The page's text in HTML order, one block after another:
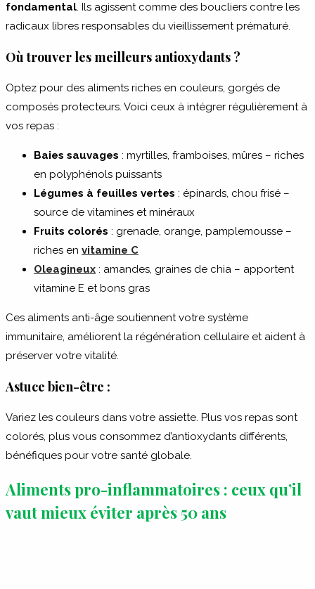
fondamental. Ils agissent comme des boucliers contre les
radicaux libres responsables du vieillissement prématuré.
Où trouver les meilleurs antioxydants ?
Optez pour des aliments riches en couleurs, gorgés de
composés protecteurs. Voici ceux à intégrer régulièrement à
vos repas :
Baies sauvages : myrtilles, framboises, mûres – riches
en polyphénols puissants
Légumes à feuilles vertes : épinards, chou frisé –
source de vitamines et minéraux
Fruits colorés : grenade, orange, pamplemousse –
riches en vitamine C
Oleagineux : amandes, graines de chia – apportent
vitamine E et bons gras
Ces aliments anti-âge soutiennent votre système
immunitaire, améliorent la régénération cellulaire et aident à
préserver votre vitalité.
Astuce bien-être :
Variez les couleurs dans votre assiette. Plus vos repas sont
colorés, plus vous consommez d’antioxydants différents,
bénéfiques pour votre santé globale.
Aliments pro-inflammatoires : ceux qu’il
vaut mieux éviter après 50 ans